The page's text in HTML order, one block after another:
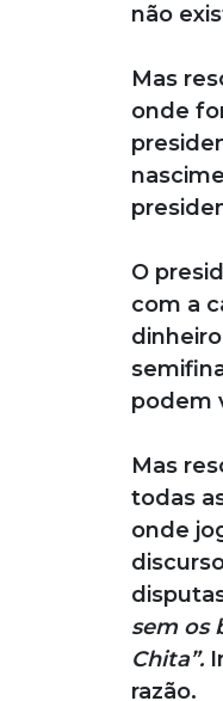
não
Mas
onde
O
com a
podem
Mas
todas
onde
sem os
Chita”.
razão.